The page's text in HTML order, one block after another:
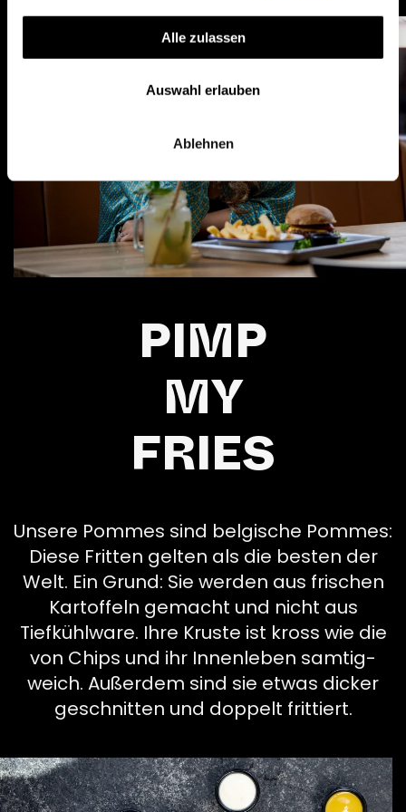
Alle zulassen
Auswahl erlauben
Ablehnen
PIMP
MY
FRIES
Unsere Pommes sind belgische Pommes:
Diese Fritten gelten als die besten der
Welt. Ein Grund: Sie werden aus frischen
Kartoffeln gemacht und nicht aus
Tiefkühlware. Ihre Kruste ist kross wie die
von Chips und ihr Innenleben samtig-
weich. Außerdem sind sie etwas dicker
geschnitten und doppelt frittiert.